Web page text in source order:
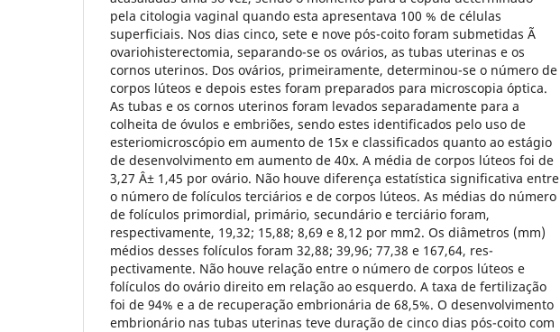
pela citologia vaginal quando esta apresentava 100 % de células
superficiais. Nos dias cinco, sete e nove pós-coito foram submetidas Ã
ovariohisterectomia, separando-se os ovários, as tubas uterinas e os
cornos uterinos. Dos ovários, primeiramente, determinou-se o número de
corpos lúteos e depois estes foram preparados para microscopia óptica.
As tubas e os cornos uterinos foram levados separadamente para a
colheita de óvulos e embriões, sendo estes identificados pelo uso de
esteriomicroscópio em aumento de 15x e classificados quanto ao estágio
de desenvolvimento em aumento de 40x. A média de corpos lúteos foi de
3,27 Â± 1,45 por ovário. Não houve diferença estatística significativa entre
o número de folículos terciários e de corpos lúteos. As médias do número
de folículos primordial, primário, secundário e terciário foram,
respectivamente, 19,32; 15,88; 8,69 e 8,12 por mm2. Os diâmetros (mm)
médios desses folículos foram 32,88; 39,96; 77,38 e 167,64, res-
pectivamente. Não houve relação entre o número de corpos lúteos e
folículos do ovário direito em relação ao esquerdo. A taxa de fertilização
foi de 94% e a de recuperação embrionária de 68,5%. O desenvolvimento
embrionário nas tubas uterinas teve duração de cinco dias pós-coito com